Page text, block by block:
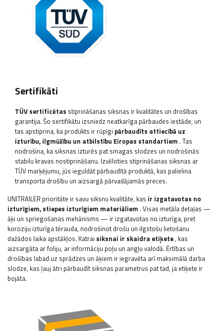
Sertifikāti
TÜV sertificētas stiprināšanas siksnas ir kvalitātes un drošības
garantija. Šo sertifikātu izsniedz neatkarīga pārbaudes iestāde, un
tas apstiprina, ka produkts ir rūpīgi pārbaudīts attiecībā uz
izturību, ilgmūžību un atbilstību Eiropas standartiem . Tas
nodrošina, ka siksnas izturēs pat smagas slodzes un nodrošinās
stabilu kravas nostiprināšanu. Izvēloties stiprināšanas siksnas ar
TÜV marķējumu, jūs ieguldāt pārbaudītā produktā, kas palielina
transporta drošību un aizsargā pārvadājamās preces.
UNITRAILER prioritāte ir savu siksnu kvalitāte, kas ir izgatavotas no
izturīgiem, stiepes izturīgiem materiāliem . Visas metāla detaļas —
āķi un spriegošanas mehānisms — ir izgatavotas no izturīga, pret
koroziju izturīga tērauda, ​​nodrošinot drošu un ilgstošu lietošanu
dažādos laika apstākļos. Katrai siksnai ir skaidra etiķete, kas
aizsargāta ar foliju, ar informāciju poļu un angļu valodā. Ērtības un
drošības labad uz sprādzes un āķiem ir iegravēta arī maksimālā darba
slodze, kas ļauj ātri pārbaudīt siksnas parametrus pat tad, ja etiķete ir
bojāta.